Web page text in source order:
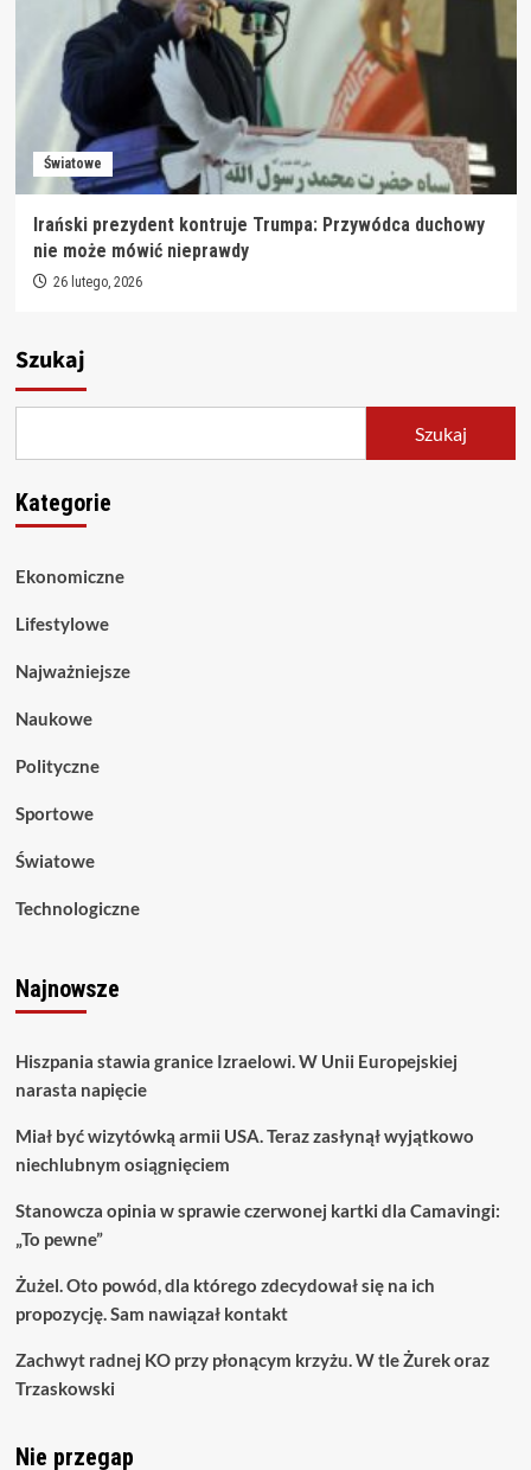
Światowe
Irański prezydent kontruje Trumpa: Przywódca duchowy
nie może mówić nieprawdy
26 lutego, 2026
Szukaj
Szukaj
Kategorie
Ekonomiczne
Lifestylowe
Najważniejsze
Naukowe
Polityczne
Sportowe
Światowe
Technologiczne
Najnowsze
Hiszpania stawia granice Izraelowi. W Unii Europejskiej
narasta napięcie
Miał być wizytówką armii USA. Teraz zasłynął wyjątkowo
niechlubnym osiągnięciem
Stanowcza opinia w sprawie czerwonej kartki dla Camavingi:
„To pewne”
Żużel. Oto powód, dla którego zdecydował się na ich
propozycję. Sam nawiązał kontakt
Zachwyt radnej KO przy płonącym krzyżu. W tle Żurek oraz
Trzaskowski
Nie przegap